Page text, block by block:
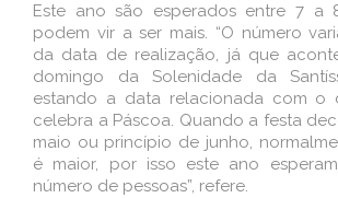
Este ano são esperados entre 7 a
podem vir a ser mais. “O número
da data de realização, já que
domingo da Solenidade da
estando a data relacionada com o
celebra a Páscoa. Quando a festa
maio ou princípio de junho,
é maior, por isso este ano
número de pessoas”, refere.